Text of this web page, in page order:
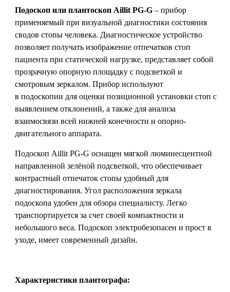
Подоскоп или плантоскоп Aillit PG-G – прибор
применяемый при визуальной диагностики состояния
сводов стопы человека. Диагностическое устройство
позволяет получать изображение отпечатков стоп
пациента при статической нагрузке, представляет собой
прозрачную опорную площадку с подсветкой и
смотровым зеркалом. Прибор используют
в подоскопии для оценки позиционной установки стоп с
выявлением отклонений, а также для анализа
взаимосвязи всей нижней конечности и опорно-
двигательного аппарата.
Подоскоп Aillit PG-G оснащен мягкой люминесцентной
направленной зелёной подсветкой, что обеспечивает
контрастный отпечаток стопы удобный для
диагностирования. Угол расположения зеркала
подоскопа удобен для обзора специалисту. Легко
транспортируется за счет своей компактности и
небольшого веса. Подоскоп электробезопасен и прост в
уходе, имеет современный дизайн.
Характеристики плантографа: